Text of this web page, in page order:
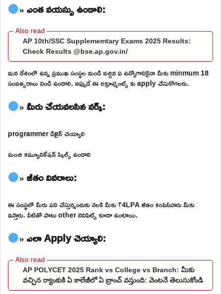
» ఎంత వయస్సు ఉండాలి:
AP 10th/SSC Supplememtary Exams 2025 Results:
Check Results @bse.ap.gov.in/
మన దేశంలో ఉన్న ప్రముఖ సంస్థల నుండి వచ్చిన ఏ ఉద్యోగానికైనా మీకు minmum 18
సంవత్సరాలు నిండి ఉండాలి. అప్పుడే ఈ రిక్రూట్మెంట్స్ కు apply చేసుకోగలరు.
» మీరు చేయవలసిన వర్క్:
programmer డిజైన్ చెయ్యాలి
మంచి కమ్యూనికేషన్ స్కిల్స్ ఉండాలి
» జీతం వివరాలు:
ఈ సంస్థలో మీరు పని చేస్తున్నందుకు నెలకి మీకు ₹4LPA జీతం కంపెనీవారు మీకు
ఇస్తారు. వీటితో పాటు other బెనిఫిట్స్ కూడా ఉంటాయి.
» ఎలా Apply చెయ్యాలి:
AP POLYCET 2025 Rank vs College vs Branch: మీకు
వచ్చిన ర్యాంకుకి ఏ కాలేజీలో ఏ బ్రాంచ్ వస్తుంది: వెంటనే తెలుసుకోండి